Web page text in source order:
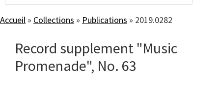
Accueil » Collections » Publications » 2019.0282
Record supplement "Music
Promenade", No. 63